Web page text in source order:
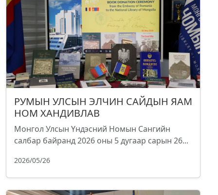
РУМЫН УЛСЫН ЭЛЧИН САЙДЫН ЯАМ
НОМ ХАНДИВЛАВ
Монгол Улсын Үндэсний Номын Сангийн
салбар байранд 2026 оны 5 дугаар сарын 26...
2026/05/26